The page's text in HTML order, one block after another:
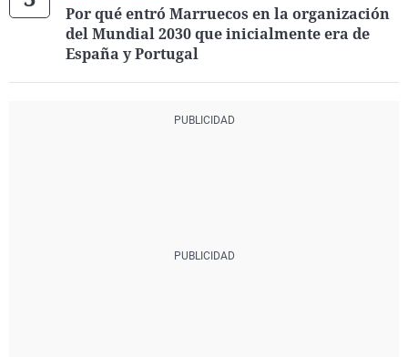
Por qué entró Marruecos en la organización
del Mundial 2030 que inicialmente era de
España y Portugal